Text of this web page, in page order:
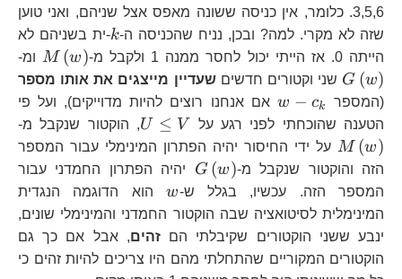
3,5,6. כלומר, אין כניסה ששונה מאפס אצל שניהם, ואני טוען
שזה לא מקרי. למה? ובכן, נניח שהכניסה ה-
k
k-ית בשניהם לא
הייתה 0. אז הייתי יכול לחסר ממנה 1 ולקבל מ-
M (w) ומ-
G (w) שני וקטורים חדשים שעדיין מייצגים את אותו מספר
(המספר
w-
c_{k}
w − ck
אם אנחנו רוצים להיות מדוייקים), ועל פי
הטענה שהוכחתי לפני רגע על
U\le
V
U ≤ V , הוקטור שנקבל מ-
M (w)
על ידי החיסור יהיה הפתרון המינימלי עבור המספר
הזה והוקטור שנקבל מ-
G\left(w\right)
G (w)
יהיה הפתרון החמדני עבור
המספר הזה. עכשיו, בגלל ש-
w
wהוא הדוגמה הנגדית
המינימלית לסיטואציה שבה הוקטור החמדני והמינימלי שונים,
ינבע ששני הוקטורים שקיבלתי הםזהים, אבל אם כך גם
הוקטורים המקוריים שהתחלתי מהם היו צריכים להיות זהים כי